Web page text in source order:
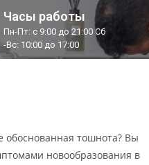
Часы работы
Пн-Пт: с 9:00 до 21:00 Сб
-Вс: 10:00 до 17:00
обоснованная тошнота? Вы
новообразования в